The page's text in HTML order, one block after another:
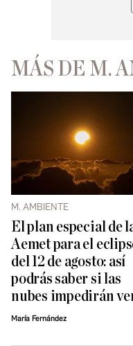
MÁS DE M.
M. AMBIENTE
El plan especial de
Aemet para el
del 12 de agosto: así
podrás saber si las
nubes impedirán
María Fernández